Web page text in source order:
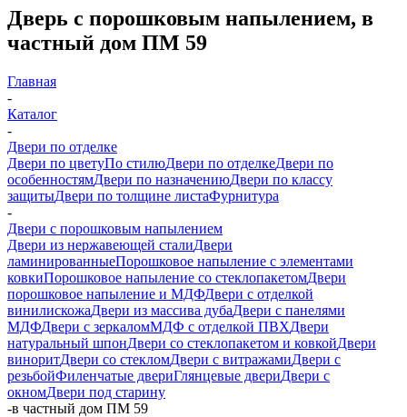
Дверь с порошковым напылением, в
частный дом ПМ 59
Главная
-
Каталог
-
Двери по отделке
Двери по цветуПо стилюДвери по отделкеДвери по
особенностямДвери по назначениюДвери по классу
защитыДвери по толщине листаФурнитура
-
Двери с порошковым напылением
Двери из нержавеющей сталиДвери
ламинированныеПорошковое напыление с элементами
ковкиПорошковое напыление со стеклопакетомДвери
порошковое напыление и МДФДвери с отделкой
винилискожаДвери из массива дубаДвери с панелями
МДФДвери с зеркаломМДФ с отделкой ПВХДвери
натуральный шпонДвери со стеклопакетом и ковкойДвери
виноритДвери со стекломДвери с витражамиДвери с
резьбойФиленчатые двериГлянцевые двериДвери с
окномДвери под старину
-в частный дом ПМ 59